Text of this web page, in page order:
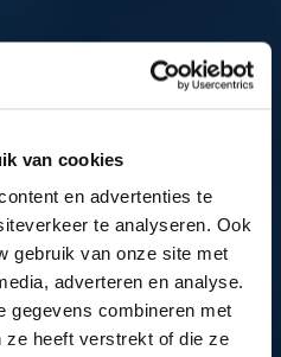
van cookies
en advertenties te
te analyseren. Ook
gebruik van onze site met
adverteren en analyse.
gegevens combineren met
ze heeft verstrekt of die ze